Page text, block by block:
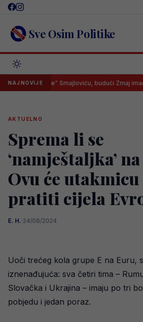
Skip
content Sve Osim Politike
NAJNOVIJE
“na noge” Smajloviću, budući Zmaj imao
AKTUELNO
Sprema li se
‘namještaljka’
Ovu će
pratiti cijela
E. H.·24/06/2024
Uoči trećeg kola grupe E na Euru,
iznenađujuća: sva četiri tima –
Slovačka i Ukrajina – imaju po tri
pobjedu i jedan poraz.